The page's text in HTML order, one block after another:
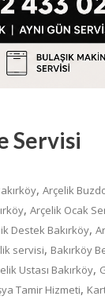
Servisi
, Arçelik
, Arçelik Ocak
Destek Bakırköy,
servisi, Bakırköy
Ustası Bakırköy,
Tamir Hizmeti,